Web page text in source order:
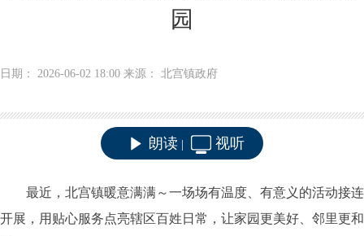
园
日期： 2026-06-02 18:00 来源： 北宫镇政府
朗读 视听
最近，北宫镇暖意满满～一场场有温度、有意义的活动接连
开展，用贴心服务点亮辖区百姓日常，让家园更美好、邻里更和